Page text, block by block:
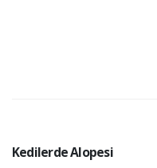
Kedilerde Alopesi